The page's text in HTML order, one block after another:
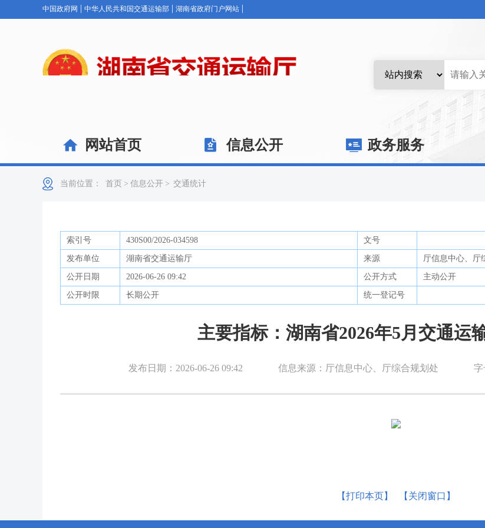
中国政府网 | 中华人民共和国交通运输部 | 湖南省政府门户网站 |
网站首页 信息公开 政务服务
当前位置： 首页 > 信息公开 > 交通统计
索引号 430S00/2026-034598 文号
发布单位 湖南省交通运输厅 来源 厅信息中心、厅
公开日期 2026-06-26 09:42 公开方式 主动公开
公开时限 长期公开 统一登记号
主要指标：湖南省2026年5月交通运
发布日期：2026-06-26 09:42 信息来源：厅信息中心、厅综合规划处 字
【打印本页】 【关闭窗口】